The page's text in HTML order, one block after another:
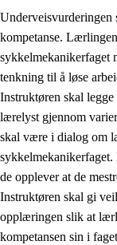
kompetanse.
sykkelmekanikerfaget
tenkning til å løse
Instruktøren skal
lærelyst gjennom
skal være i dialog om
de opplever at de
Instruktøren skal gi
opplæringen slik at
kompetansen sin i